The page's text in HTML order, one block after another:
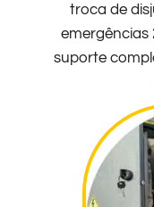
troca de
emergências
suporte